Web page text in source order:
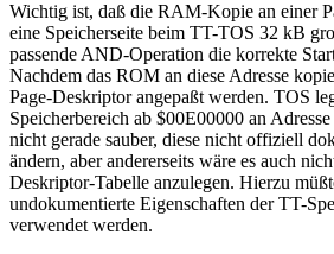
Wichtig ist, daß die RAM-Kopie an einer
eine Speicherseite beim TT-TOS 32 kB
passende AND-Operation die korrekte
Nachdem das ROM an diese Adresse
Page-Deskriptor angepaßt werden. TOS
Speicherbereich ab $00E00000 an
nicht gerade sauber, diese nicht offiziell
ändern, aber andererseits wäre es auch
Deskriptor-Tabelle anzulegen. Hierzu
undokumentierte Eigenschaften der TT-
verwendet werden.